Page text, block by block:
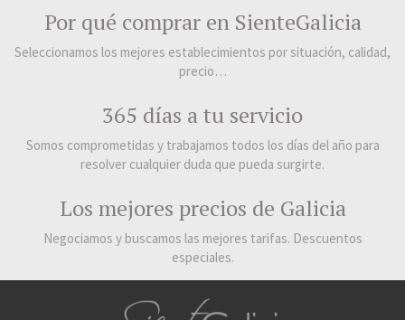
Por qué comprar en SienteGalicia
Seleccionamos los mejores establecimientos por situación, calidad,
precio…
365 días a tu servicio
Somos comprometidas y trabajamos todos los días del año para
resolver cualquier duda que pueda surgirte.
Los mejores precios de Galicia
Negociamos y buscamos las mejores tarifas. Descuentos
especiales.